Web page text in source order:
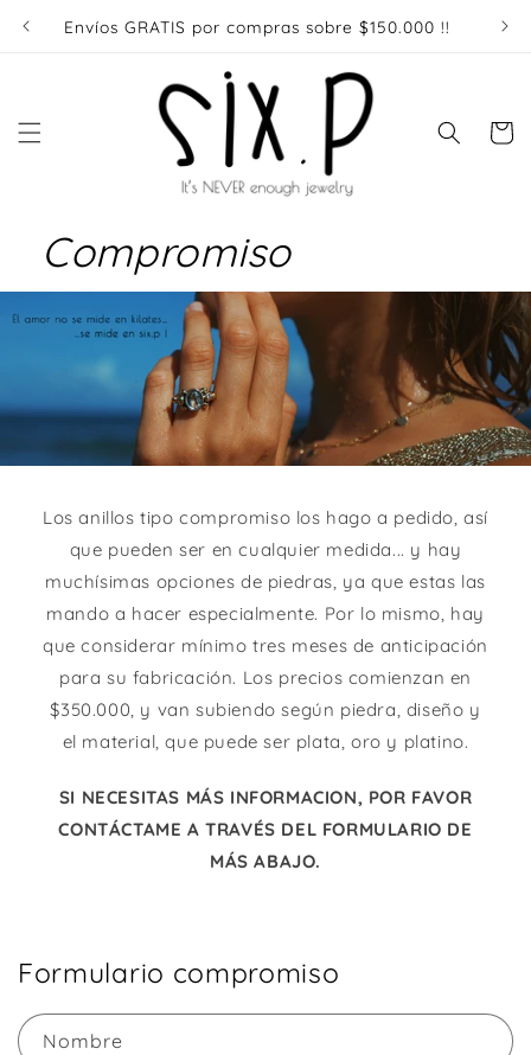
directamente
Envíos GRATIS por compras sobre $150.000 !!
Carrito
Compromiso
Los anillos tipo compromiso los hago a pedido, así
que pueden ser en cualquier medida... y hay
muchísimas opciones de piedras, ya que estas las
mando a hacer especialmente. Por lo mismo, hay
que considerar mínimo tres meses de anticipación
para su fabricación. Los precios comienzan en
$350.000, y van subiendo según piedra, diseño y
el material, que puede ser plata, oro y platino.
SI NECESITAS MÁS INFORMACION, POR FAVOR
CONTÁCTAME A TRAVÉS DEL FORMULARIO DE
MÁS ABAJO.
Formulario compromiso
Nombre